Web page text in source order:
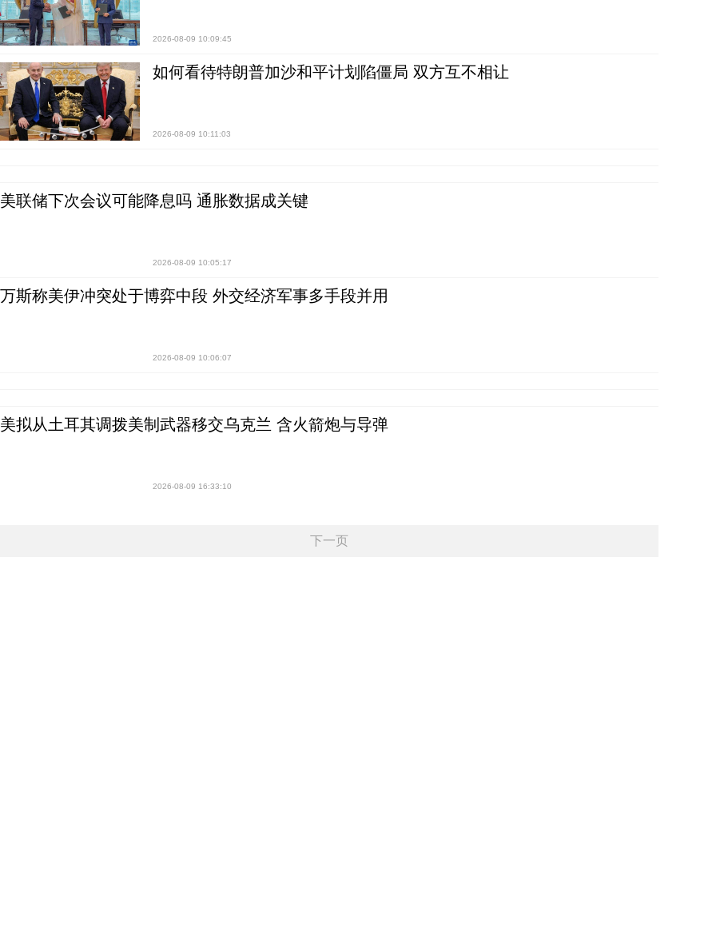
2026-08-09 10:09:45
如何看待特朗普加沙和平计划陷僵局 双方互不相让
2026-08-09 10:11:03
美联储下次会议可能降息吗 通胀数据成关键
2026-08-09 10:05:17
万斯称美伊冲突处于博弈中段 外交经济军事多手段并用
2026-08-09 10:06:07
美拟从土耳其调拨美制武器移交乌克兰 含火箭炮与导弹
2026-08-09 16:33:10
下一页